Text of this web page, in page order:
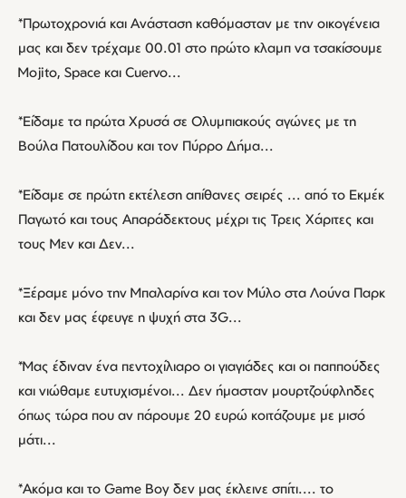
*Πρωτοχρονιά και Ανάσταση καθόμασταν με την οικογένεια
μας και δεν τρέχαμε 00.01 στο πρώτο κλαμπ να τσακίσουμε
Mojito, Space και Cuervo...
*Είδαμε τα πρώτα Χρυσά σε Ολυμπιακούς αγώνες με τη
Βούλα Πατουλίδου και τον Πύρρο Δήμα...
*Είδαμε σε πρώτη εκτέλεση απίθανες σειρές ... από το Εκμέκ
Παγωτό και τους Απαράδεκτους μέχρι τις Τρεις Χάριτες και
τους Μεν και Δεν...
*Ξέραμε μόνο την Μπαλαρίνα και τον Μύλο στα Λούνα Παρκ
και δεν μας έφευγε η ψυχή στα 3G...
*Μας έδιναν ένα πεντοχίλιαρο οι γιαγιάδες και οι παππούδες
και νιώθαμε ευτυχισμένοι... Δεν ήμασταν μουρτζούφληδες
όπως τώρα που αν πάρουμε 20 ευρώ κοιτάζουμε με μισό
μάτι...
*Ακόμα και το Game Boy δεν μας έκλεινε σπίτι.... το